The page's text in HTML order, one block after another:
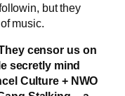
but they
music.
censor us on
secretly mind
Culture + NWO